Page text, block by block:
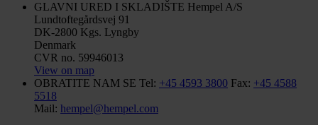
GLAVNI URED I SKLADIŠTE Hempel A/S
Lundtoftegårdsvej 91
DK-2800 Kgs. Lyngby
Denmark
CVR no. 59946013
View on map
OBRATITE NAM SE Tel: +45 4593 3800 Fax: +45 4588
5518
Mail: hempel@hempel.com